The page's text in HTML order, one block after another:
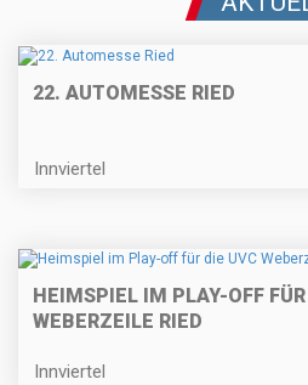
22. AUTOMESSE RIED
Innviertel
HEIMSPIEL IM PLAY-OFF
WEBERZEILE RIED
Innviertel